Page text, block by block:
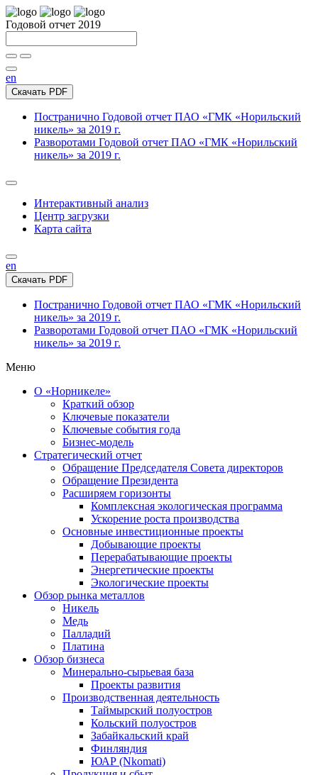
Годовой отчет 2019
en
Скачать PDF
Постранично Годовой отчет ПАО «ГМК «Норильский
никель» за 2019 г.
Разворотами Годовой отчет ПАО «ГМК «Норильский
никель» за 2019 г.
Интерактивный анализ
Центр загрузки
Карта сайта
en
Скачать PDF
Постранично Годовой отчет ПАО «ГМК «Норильский
никель» за 2019 г.
Разворотами Годовой отчет ПАО «ГМК «Норильский
никель» за 2019 г.
Меню
О «Норникеле»
Краткий обзор
Ключевые показатели
Ключевые события года
Бизнес-модель
Стратегический отчет
Обращение Председателя Совета директоров
Обращение Президента
Расширяем горизонты
Комплексная экологическая программа
Ускорение роста производства
Основные инвестиционные проекты
Добывающие проекты
Перерабатывающие проекты
Энергетические проекты
Экологические проекты
Обзор рынка металлов
Никель
Медь
Палладий
Платина
Обзор бизнеса
Минерально-сырьевая база
Проекты развития
Производственная деятельность
Таймырский полуостров
Кольский полуостров
Забайкальский край
Финляндия
ЮАР (Nkomati)